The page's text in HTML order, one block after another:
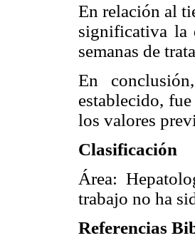
En relación al
significativa la
semanas de
En
establecido,
los valores
Clasificación
Área:
trabajo no ha
Referencias